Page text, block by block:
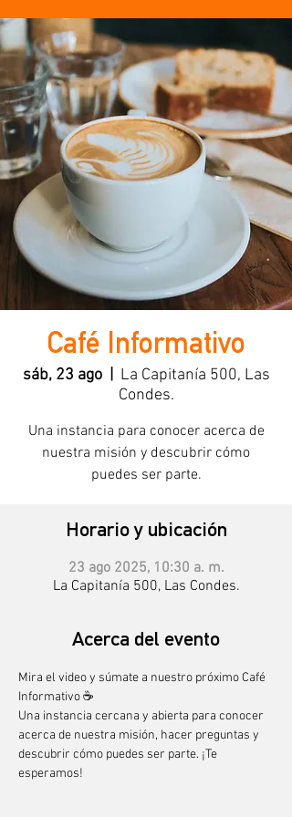
Café Informativo
sáb, 23 ago
  |
La Capitanía 500, Las
Condes.
Una instancia para conocer acerca de
nuestra misión y descubrir cómo
puedes ser parte.
Horario y ubicación
23 ago 2025, 10:30 a. m.
La Capitanía 500, Las Condes.
Acerca del evento
Mira el video y súmate a nuestro próximo Café
Informativo ☕
Una instancia cercana y abierta para conocer
acerca de nuestra misión, hacer preguntas y
descubrir cómo puedes ser parte. ¡Te
esperamos!